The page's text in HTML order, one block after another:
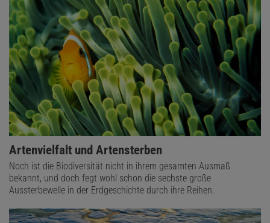
Artenvielfalt und Artensterben
Noch ist die Biodiversität nicht in ihrem gesamten Ausmaß
bekannt, und doch fegt wohl schon die sechste große
Aussterbewelle in der Erdgeschichte durch ihre Reihen.